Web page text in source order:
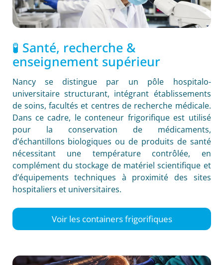
🧪 Santé, recherche &
enseignement supérieur
Nancy se distingue par un pôle hospitalo-
universitaire structurant, intégrant établissements
de soins, facultés et centres de recherche médicale.
Dans ce cadre, le conteneur frigorifique est utilisé
pour la conservation de médicaments,
d’échantillons biologiques ou de produits de santé
nécessitant une température contrôlée, en
complément du stockage de matériel scientifique et
d’équipements techniques à proximité des sites
hospitaliers et universitaires.
Voir les containers frigorifiques